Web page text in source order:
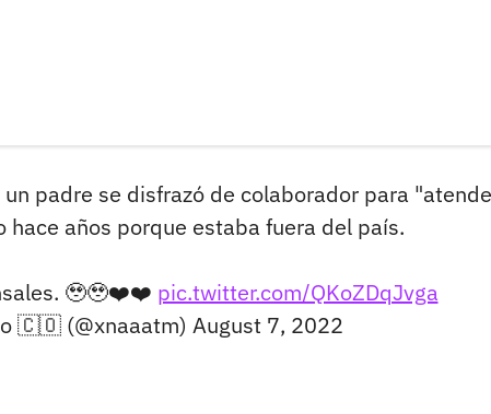
padre se disfrazó de colaborador para
hace años porque estaba fuera del país.
🥹🥹❤️❤️ pic.twitter.com/QKoZDqJvga
🇨🇴 (@xnaaatm) August 7, 2022